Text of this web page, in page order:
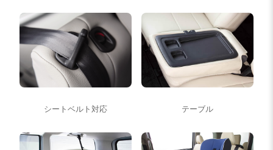
シートベルト対応 テーブル